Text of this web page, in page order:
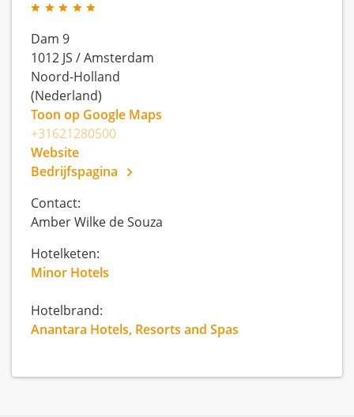
Dam 9
1012 JS /Amsterdam
Noord-Holland
(Nederland)
Toon op Google Maps
+31621280500
Website
Bedrijfspagina
Contact:
Amber Wilke de Souza
Hotelketen:
Minor Hotels
Hotelbrand:
Anantara Hotels, Resorts and Spas